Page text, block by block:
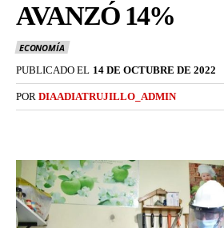
AVANZÓ 14%
ECONOMÍA
PUBLICADO EL 14 DE OCTUBRE DE 2022
POR DIAADIATRUJILLO_ADMIN